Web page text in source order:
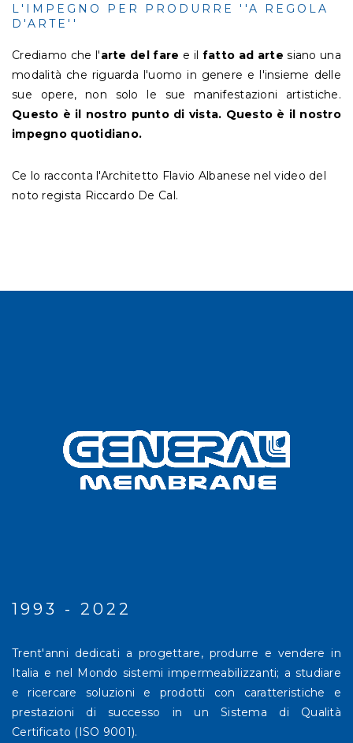
L'IMPEGNO PER PRODURRE ''A REGOLA
D'ARTE''
Crediamo che l'arte del fare e il fatto ad arte siano una
modalità che riguarda l'uomo in genere e l'insieme delle
sue opere, non solo le sue manifestazioni artistiche.
Questo è il nostro punto di vista. Questo è il nostro
impegno quotidiano.
Ce lo racconta l'Architetto Flavio Albanese nel video del
noto regista Riccardo De Cal.
1993 - 2022
Trent'anni dedicati a progettare, produrre e vendere in
Italia e nel Mondo sistemi impermeabilizzanti; a studiare
e ricercare soluzioni e prodotti con caratteristiche e
prestazioni di successo in un Sistema di Qualità
Certificato (ISO 9001).